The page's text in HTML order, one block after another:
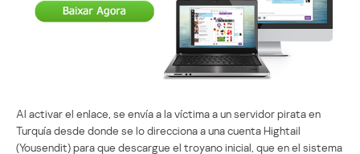
Al activar el enlace, se envía a la víctima a un servidor pirata en
Turquía desde donde se lo direcciona a una cuenta Hightail
(Yousendit) para que descargue el troyano inicial, que en el sistema